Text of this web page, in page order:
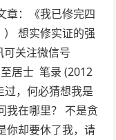
章：《我已修完四
想实修实证的强
关注微信号
居士 笔录 (2012
，何必猜想我是
我在哪里？ 不是贪
你却要休了我，请